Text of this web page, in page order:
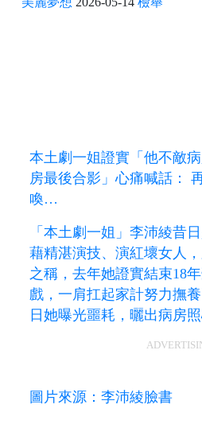
本土劇一姐證實「他不敵
房最後合影」心痛喊話：
喚…
「本土劇一姐」李沛綾昔
藉精湛演技、演紅壞女人
之稱，去年她證實結束18
戲，一肩扛起家計努力撫
日她曝光噩耗，曬出病房照
圖片來源：李沛綾臉書